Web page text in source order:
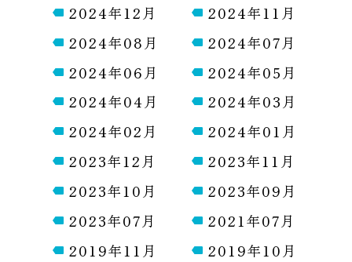
2024年12月
2024年11月
2024年08月
2024年07月
2024年06月
2024年05月
2024年04月
2024年03月
2024年02月
2024年01月
2023年12月
2023年11月
2023年10月
2023年09月
2023年07月
2021年07月
2019年11月
2019年10月